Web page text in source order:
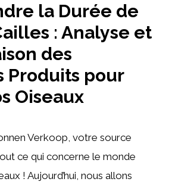
la Durée de
: Analyse et
des
Produits pour
Oiseaux
Verkoop, votre source
ce qui concerne le monde
! Aujourd’hui, nous allons